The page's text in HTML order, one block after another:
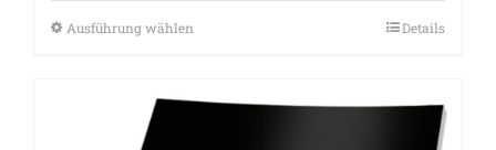
Ausführung wählenDieses
Details